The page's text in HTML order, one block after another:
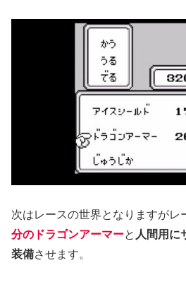
次はレースの世界となりますがレ
分のドラゴンアーマーと 人間用に
装備させます。